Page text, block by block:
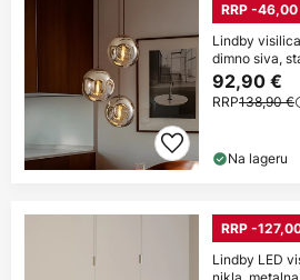
RRP -
Lindby
dimno siva,
92,90 €
RRP138,90 €
Na lageru
RRP -
Lindby LED